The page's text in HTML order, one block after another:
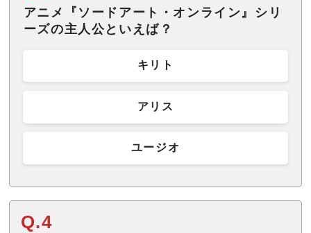
アニメ『ソードアート・オンライン』シリ
ーズの主人公といえば？
キリト
アリス
ユージオ
Q.4